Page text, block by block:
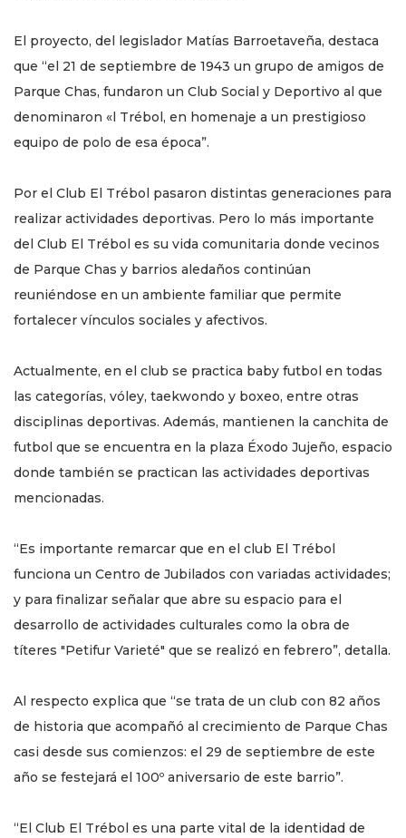
El proyecto, del legislador Matías Barroetaveña, destaca
que “el 21 de septiembre de 1943 un grupo de amigos de
Parque Chas, fundaron un Club Social y Deportivo al que
denominaron «l Trébol, en homenaje a un prestigioso
equipo de polo de esa época”.
Por el Club El Trébol pasaron distintas generaciones para
realizar actividades deportivas. Pero lo más importante
del Club El Trébol es su vida comunitaria donde vecinos
de Parque Chas y barrios aledaños continúan
reuniéndose en un ambiente familiar que permite
fortalecer vínculos sociales y afectivos.
Actualmente, en el club se practica baby futbol en todas
las categorías, vóley, taekwondo y boxeo, entre otras
disciplinas deportivas. Además, mantienen la canchita de
futbol que se encuentra en la plaza Éxodo Jujeño, espacio
donde también se practican las actividades deportivas
mencionadas.
“Es importante remarcar que en el club El Trébol
funciona un Centro de Jubilados con variadas actividades;
y para finalizar señalar que abre su espacio para el
desarrollo de actividades culturales como la obra de
títeres "Petifur Varieté" que se realizó en febrero”, detalla.
Al respecto explica que “se trata de un club con 82 años
de historia que acompañó al crecimiento de Parque Chas
casi desde sus comienzos: el 29 de septiembre de este
año se festejará el 100º aniversario de este barrio”.
“El Club El Trébol es una parte vital de la identidad de